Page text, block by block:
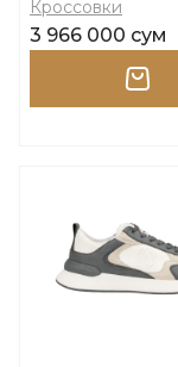
Кроссовки
3 966 000 сум